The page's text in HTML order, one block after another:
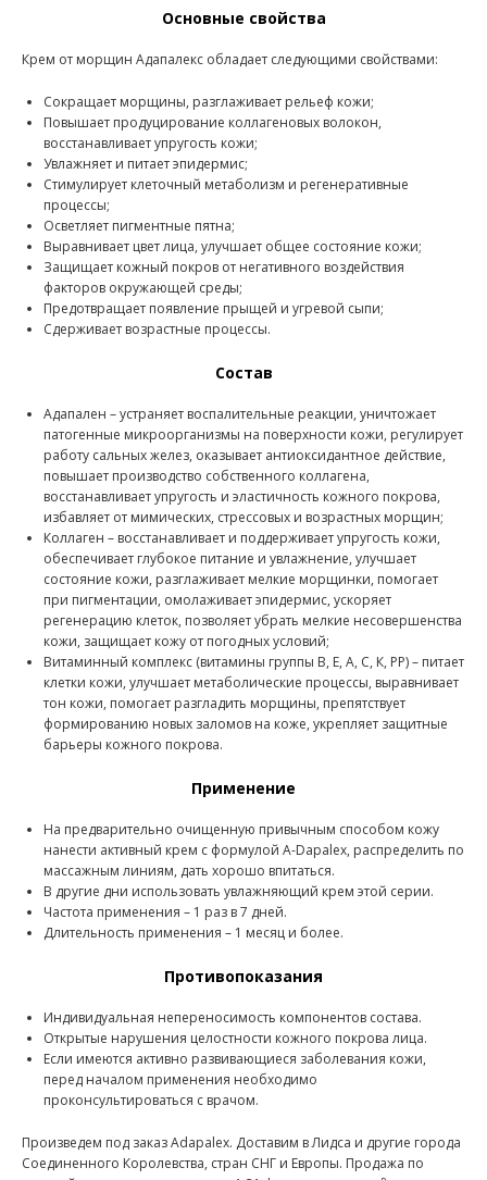
Основные свойства
Крем от морщин Адапалекс обладает следующими свойствами:
Сокращает морщины, разглаживает рельеф кожи;
Повышает продуцирование коллагеновых волокон,
восстанавливает упругость кожи;
Увлажняет и питает эпидермис;
Стимулирует клеточный метаболизм и регенеративные
процессы;
Осветляет пигментные пятна;
Выравнивает цвет лица, улучшает общее состояние кожи;
Защищает кожный покров от негативного воздействия
факторов окружающей среды;
Предотвращает появление прыщей и угревой сыпи;
Сдерживает возрастные процессы.
Состав
Адапален – устраняет воспалительные реакции, уничтожает
патогенные микроорганизмы на поверхности кожи, регулирует
работу сальных желез, оказывает антиоксидантное действие,
повышает производство собственного коллагена,
восстанавливает упругость и эластичность кожного покрова,
избавляет от мимических, стрессовых и возрастных морщин;
Коллаген – восстанавливает и поддерживает упругость кожи,
обеспечивает глубокое питание и увлажнение, улучшает
состояние кожи, разглаживает мелкие морщинки, помогает
при пигментации, омолаживает эпидермис, ускоряет
регенерацию клеток, позволяет убрать мелкие несовершенства
кожи, защищает кожу от погодных условий;
Витаминный комплекс (витамины группы В, Е, А, С, К, РР) – питает
клетки кожи, улучшает метаболические процессы, выравнивает
тон кожи, помогает разгладить морщины, препятствует
формированию новых заломов на коже, укрепляет защитные
барьеры кожного покрова.
Применение
На предварительно очищенную привычным способом кожу
нанести активный крем с формулой A-Dapalex, распределить по
массажным линиям, дать хорошо впитаться.
В другие дни использовать увлажняющий крем этой серии.
Частота применения – 1 раз в 7 дней.
Длительность применения – 1 месяц и более.
Противопоказания
Индивидуальная непереносимость компонентов состава.
Открытые нарушения целостности кожного покрова лица.
Если имеются активно развивающиеся заболевания кожи,
перед началом применения необходимо
проконсультироваться с врачом.
Произведем под заказ Adapalex. Доставим в Лидса и другие города
Соединенного Королевства, стран СНГ и Европы. Продажа по